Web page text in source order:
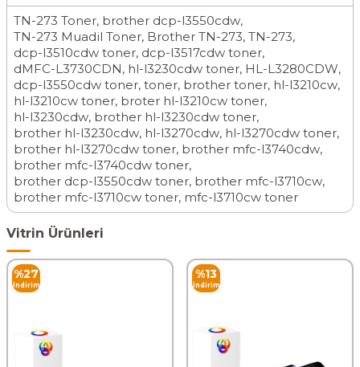
TN-273 Toner, brother dcp-l3550cdw,
TN-273 Muadil Toner, Brother TN-273, TN-273,
dcp-l3510cdw toner, dcp-l3517cdw toner,
dMFC-L3730CDN, hl-l3230cdw toner, HL-L3280CDW,
dcp-l3550cdw toner, toner, brother toner, hl-l3210cw,
hl-l3210cw toner, broter hl-l3210cw toner,
hl-l3230cdw, brother hl-l3230cdw toner,
brother hl-l3230cdw, hl-l3270cdw, hl-l3270cdw toner,
brother hl-l3270cdw toner, brother mfc-l3740cdw,
brother mfc-l3740cdw toner,
brother dcp-l3550cdw toner, brother mfc-l3710cw,
brother mfc-l3710cw toner, mfc-l3710cw toner
Vitrin Ürünleri
%27
İndirim
%13
İndirim